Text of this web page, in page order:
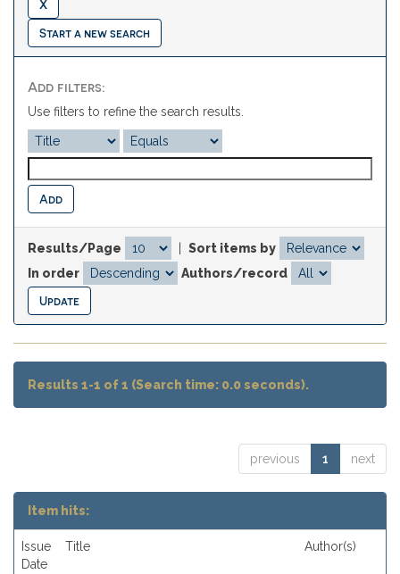
Start a new search
Add filters:
Use filters to refine the search results.
Results/Page
Sort items by
In order
Authors/record
Results 1-1 of 1 (Search time: 0.0 seconds).
previous 1 next
Item hits:
Issue
Date
Title Author(s)